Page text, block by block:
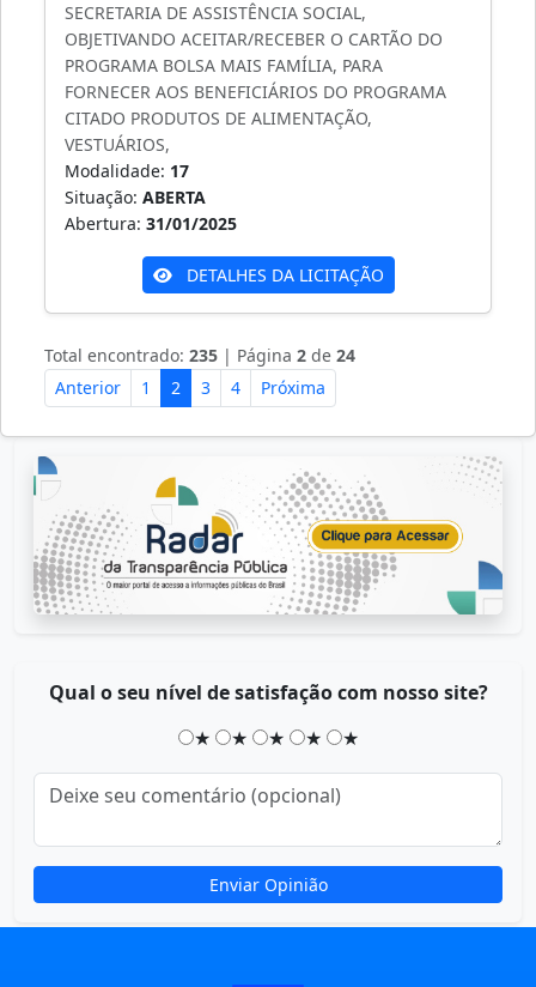
SECRETARIA DE ASSISTÊNCIA SOCIAL,
OBJETIVANDO ACEITAR/RECEBER O CARTÃO DO
PROGRAMA BOLSA MAIS FAMÍLIA, PARA
FORNECER AOS BENEFICIÁRIOS DO PROGRAMA
CITADO PRODUTOS DE ALIMENTAÇÃO,
VESTUÁRIOS,
Modalidade: 17
Situação: ABERTA
Abertura: 31/01/2025
DETALHES DA LICITAÇÃO
Total encontrado: 235 | Página 2 de 24
Anterior
1 2 3 4 Próxima
Qual o seu nível de satisfação com nosso site?
★
★ ★ ★ ★
Enviar Opinião